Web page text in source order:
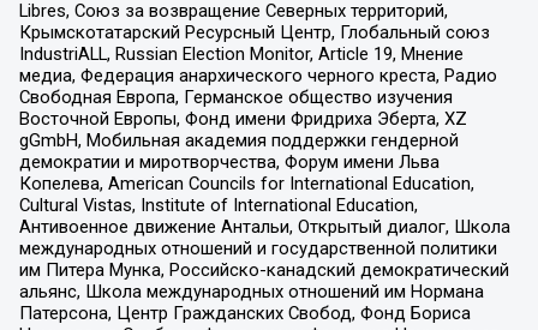
Libres, Союз за возвращение Северных территорий,
Крымскотатарский Ресурсный Центр, Глобальный союз
IndustriALL, Russian Election Monitor, Article 19, Мнение
медиа, Федерация анархического черного креста, Радио
Свободная Европа, Германское общество изучения
Восточной Европы, Фонд имени Фридриха Эберта, XZ
gGmbH, Мобильная академия поддержки гендерной
демократии и миротворчества, Форум имени Льва
Копелева, American Councils for International Education,
Cultural Vistas, Institute of International Education,
Антивоенное движение Антальи, Открытый диалог, Школа
международных отношений и государственной политики
им Питера Мунка, Российско-канадский демократический
альянс, Школа международных отношений им Нормана
Патерсона, Центр Гражданских Свобод, Фонд Бориса